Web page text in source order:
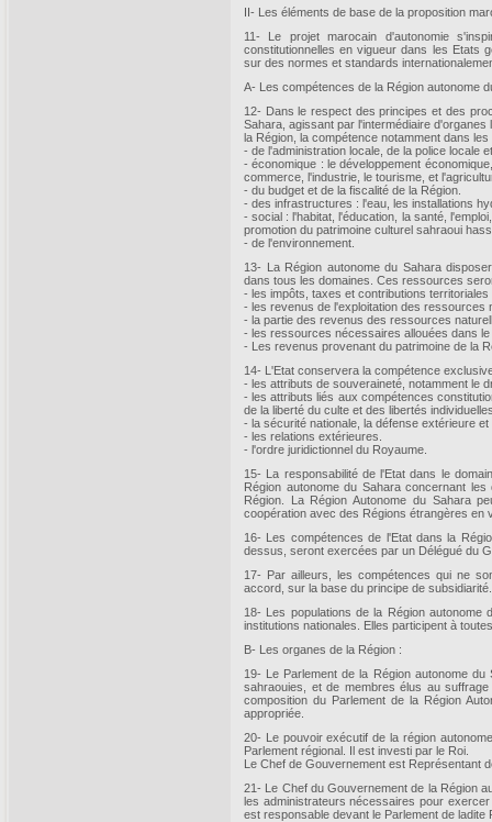
II- Les éléments de base de la proposition
11- Le projet marocain d'autonomie
constitutionnelles en vigueur dans les Etats
sur des normes et standards
A- Les compétences de la Région autonome
12- Dans le respect des principes et des
Sahara, agissant par l'intermédiaire
la Région, la compétence notamment dans les
- de l'administration locale, de la police locale
- économique : le développement
commerce, l'industrie, le tourisme, et
- du budget et de la fiscalité de la Région.
- des infrastructures : l'eau, les installations
- social : l'habitat, l'éducation, la santé,
promotion du patrimoine culturel sahraoui
- de l'environnement.
13- La Région autonome du Sahara
dans tous les domaines. Ces ressources
- les impôts, taxes et contributions
- les revenus de l'exploitation des ressources
- la partie des revenus des ressources
- les ressources nécessaires allouées dans
- Les revenus provenant du patrimoine de la
14- L'Etat conservera la compétence
- les attributs de souveraineté, notamment le
- les attributs liés aux compétences
de la liberté du culte et des libertés
- la sécurité nationale, la défense extérieure
- les relations extérieures.
- l'ordre juridictionnel du Royaume.
15- La responsabilité de l'Etat dans le
Région autonome du Sahara concernant
Région. La Région Autonome du Sahara
coopération avec des Régions étrangères en
16- Les compétences de l'Etat dans la
dessus, seront exercées par un Délégué du
17- Par ailleurs, les compétences qui ne
accord, sur la base du principe de subsidiarité.
18- Les populations de la Région
institutions nationales. Elles participent à
B- Les organes de la Région :
19- Le Parlement de la Région autonome
sahraouies, et de membres élus au
composition du Parlement de la Région
appropriée.
20- Le pouvoir exécutif de la région
Parlement régional. Il est investi par le Roi.
Le Chef de Gouvernement est Représentant
21- Le Chef du Gouvernement de la Région
les administrateurs nécessaires pour
est responsable devant le Parlement de ladite